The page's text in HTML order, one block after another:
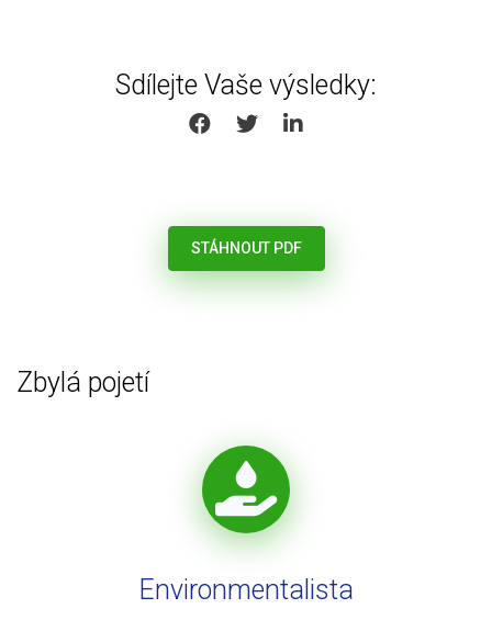
Sdílejte Vaše výsledky:
SHARE ON FACEBOOK
SHARE ON TWITTER
SHARE ON LINKEDIN
STÁHNOUT PDF
Zbylá pojetí
Environmentalista